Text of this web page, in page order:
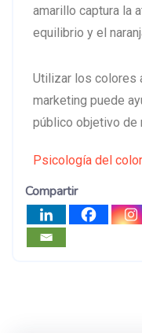
amarillo captura la
equilibrio y el
Utilizar los colores
marketing puede
público objetivo de
Psicología del color
Compartir